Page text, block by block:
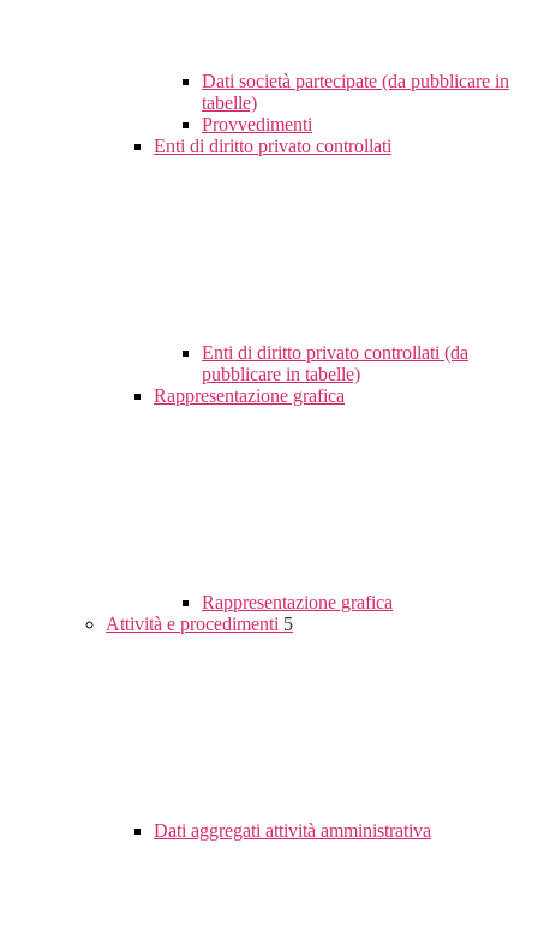
Dati società partecipate (da pubblicare in
tabelle)
Provvedimenti
Enti di diritto privato controllati
Enti di diritto privato controllati (da
pubblicare in tabelle)
Rappresentazione grafica
Rappresentazione grafica
Attività e procedimenti 5
Dati aggregati attività amministrativa